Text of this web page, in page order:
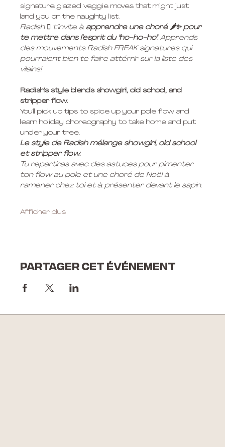
signature glazed veggie moves that might just
land you on the naughty list.
Radish 🫜 t’invite à apprendre une choré 🌶️✨ pour
te mettre dans l’esprit du "ho-ho-ho". Apprends
des mouvements Radish FREAK signatures qui
pourraient bien te faire attérrir sur la liste des
vilains!
Radish's style blends showgirl, old school, and
stripper flow.
You'll pick up tips to spice up your pole flow and
learn holiday choreography to take home and put
under your tree.
Le style de Radish mélange showgirl, old school
et stripper flow.
Tu repartiras avec des astuces pour pimenter
ton flow au pole et une choré de Noël à
ramener chez toi et à présenter devant le sapin.
Afficher plus
Partager cet événement